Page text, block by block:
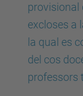
provisional
excloses a
la qual es
del cos
professors